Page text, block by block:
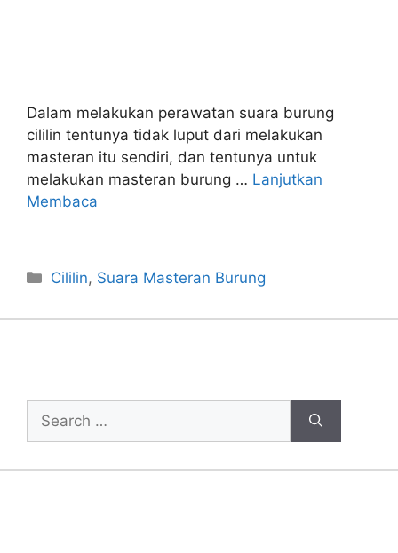
Dalam melakukan perawatan suara burung
cililin tentunya tidak luput dari melakukan
masteran itu sendiri, dan tentunya untuk
melakukan masteran burung … Lanjutkan
Membaca
Categories
Cililin, Suara Masteran Burung
Search
for: